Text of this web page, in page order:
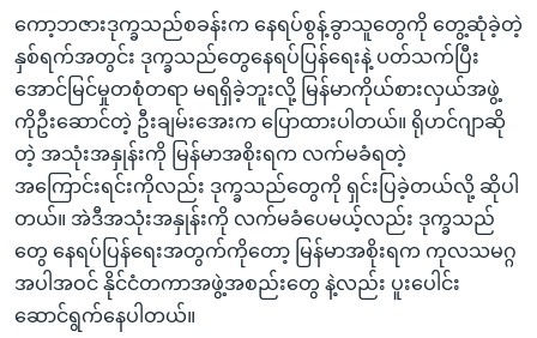
ကော့ဘဇားဒုက္ခသည်စခန်းက နေရပ်စွန့်ခွာသူတွေကို တွေ့ဆုံခဲ့တဲ့
နှစ်ရက်အတွင်း ဒုက္ခသည်တွေနေရပ်ပြန်ရေးနဲ့ ပတ်သက်ပြီး
အောင်မြင်မှုတစုံတရာ မရရှိခဲ့ဘူးလို့ မြန်မာကိုယ်စားလှယ်အဖွဲ့
ကိုဦးဆောင်တဲ့ ဦးချမ်းအေးက ပြောထားပါတယ်။ ရိုဟင်ဂျာဆို
တဲ့ အသုံးအနှုန်းကို မြန်မာအစိုးရက လက်မခံရတဲ့
အကြောင်းရင်းကိုလည်း ဒုက္ခသည်တွေကို ရှင်းပြခဲ့တယ်လို့ ဆိုပါ
တယ်။ အဲဒီအသုံးအနှုန်းကို လက်မခံပေမယ့်လည်း ဒုက္ခသည်
တွေ နေရပ်ပြန်ရေးအတွက်ကိုတော့ မြန်မာအစိုးရက ကုလသမဂ္ဂ
အပါအဝင် နိုင်ငံတကာအဖွဲ့အစည်းတွေ နဲ့လည်း ပူးပေါင်း
ဆောင်ရွက်နေပါတယ်။